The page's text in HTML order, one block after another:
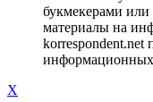
букмекерами или
материалы на
korrespondent.net
информационных
X